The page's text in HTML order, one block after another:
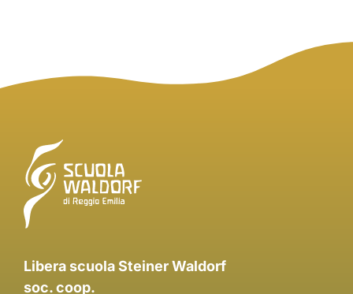
Libera scuola Steiner Waldorf
soc. coop.